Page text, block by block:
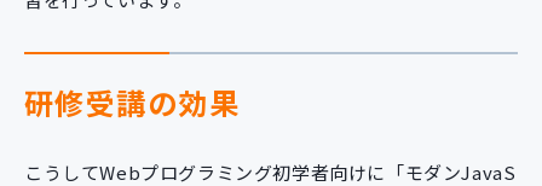
研修受講の効果
こうしてWebプログラミング初学者向けに「モダンJavaS